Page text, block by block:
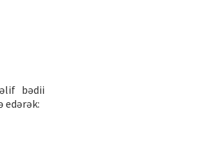
bədii
edərək: